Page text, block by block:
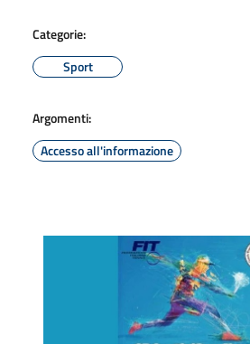
Categorie:
Sport
Argomenti:
Accesso all'informazione